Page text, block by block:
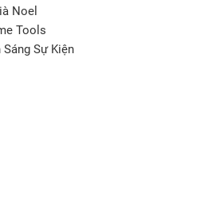
Noel
Tools
Sự Kiện